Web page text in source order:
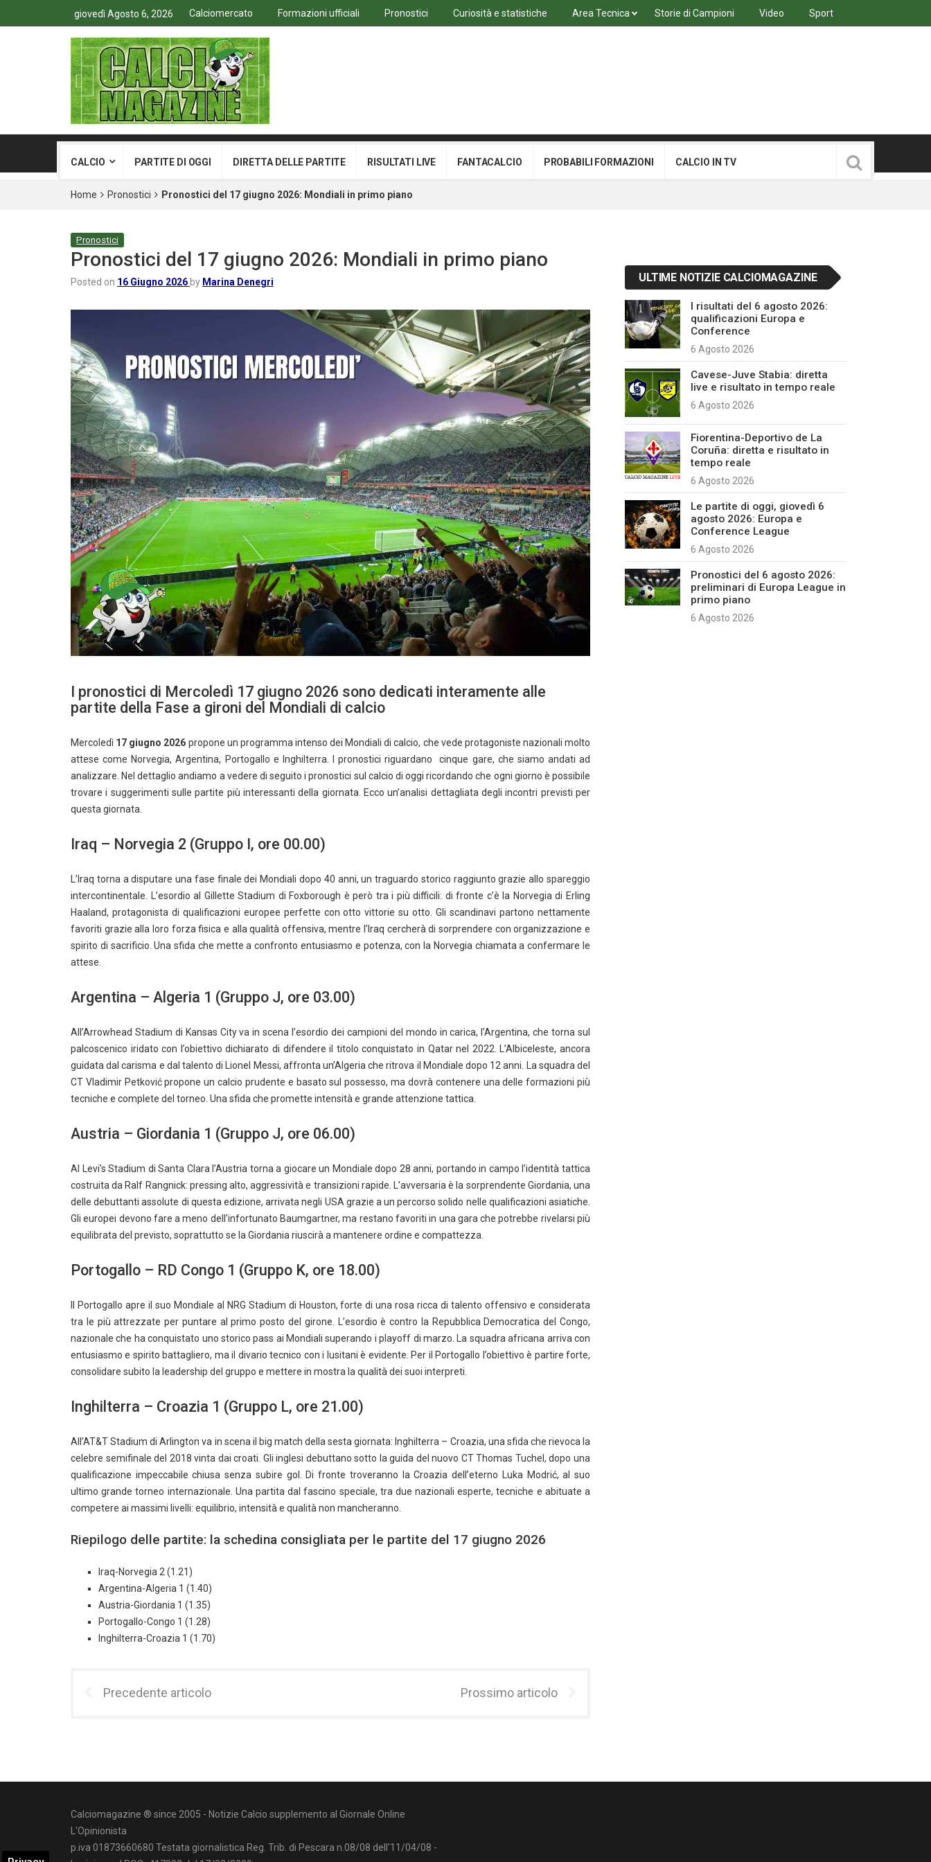
giovedì Agosto 6, 2026 Calciomercato Formazioni ufficiali Pronostici Curiosità e statistiche Area Tecnica Storie di Campioni Video Sport
CALCIO PARTITE DI OGGI DIRETTA DELLE PARTITE RISULTATI LIVE FANTACALCIO PROBABILI FORMAZIONI CALCIO IN TV
Home Pronostici Pronostici del 17 giugno 2026: Mondiali in primo piano
Pronostici
Pronostici del 17 giugno 2026: Mondiali in primo piano
Posted on 16 Giugno 2026 by Marina Denegri
I pronostici di Mercoledì 17 giugno 2026 sono dedicati interamente alle
partite della Fase a gironi del Mondiali di calcio
Mercoledì 17 giugno 2026 propone un programma intenso dei Mondiali di calcio, che vede protagoniste nazionali molto
attese come Norvegia, Argentina, Portogallo e Inghilterra. I pronostici riguardano cinque gare, che siamo andati ad
analizzare. Nel dettaglio andiamo a vedere di seguito i pronostici sul calcio di oggi ricordando che ogni giorno è possibile
trovare i suggerimenti sulle partite più interessanti della giornata. Ecco un’analisi dettagliata degli incontri previsti per
questa giornata.
Iraq – Norvegia 2 (Gruppo I, ore 00.00)
L’Iraq torna a disputare una fase finale dei Mondiali dopo 40 anni, un traguardo storico raggiunto grazie allo spareggio
intercontinentale. L’esordio al Gillette Stadium di Foxborough è però tra i più difficili: di fronte c’è la Norvegia di Erling
Haaland, protagonista di qualificazioni europee perfette con otto vittorie su otto. Gli scandinavi partono nettamente
favoriti grazie alla loro forza fisica e alla qualità offensiva, mentre l’Iraq cercherà di sorprendere con organizzazione e
spirito di sacrificio. Una sfida che mette a confronto entusiasmo e potenza, con la Norvegia chiamata a confermare le
attese.
Argentina – Algeria 1 (Gruppo J, ore 03.00)
All’Arrowhead Stadium di Kansas City va in scena l’esordio dei campioni del mondo in carica, l’Argentina, che torna sul
palcoscenico iridato con l’obiettivo dichiarato di difendere il titolo conquistato in Qatar nel 2022. L’Albiceleste, ancora
guidata dal carisma e dal talento di Lionel Messi, affronta un’Algeria che ritrova il Mondiale dopo 12 anni. La squadra del
CT Vladimir Petković propone un calcio prudente e basato sul possesso, ma dovrà contenere una delle formazioni più
tecniche e complete del torneo. Una sfida che promette intensità e grande attenzione tattica.
Austria – Giordania 1 (Gruppo J, ore 06.00)
Al Levi’s Stadium di Santa Clara l’Austria torna a giocare un Mondiale dopo 28 anni, portando in campo l’identità tattica
costruita da Ralf Rangnick: pressing alto, aggressività e transizioni rapide. L’avversaria è la sorprendente Giordania, una
delle debuttanti assolute di questa edizione, arrivata negli USA grazie a un percorso solido nelle qualificazioni asiatiche.
Gli europei devono fare a meno dell’infortunato Baumgartner, ma restano favoriti in una gara che potrebbe rivelarsi più
equilibrata del previsto, soprattutto se la Giordania riuscirà a mantenere ordine e compattezza.
Portogallo – RD Congo 1 (Gruppo K, ore 18.00)
Il Portogallo apre il suo Mondiale al NRG Stadium di Houston, forte di una rosa ricca di talento offensivo e considerata
tra le più attrezzate per puntare al primo posto del girone. L’esordio è contro la Repubblica Democratica del Congo,
nazionale che ha conquistato uno storico pass ai Mondiali superando i playoff di marzo. La squadra africana arriva con
entusiasmo e spirito battagliero, ma il divario tecnico con i lusitani è evidente. Per il Portogallo l’obiettivo è partire forte,
consolidare subito la leadership del gruppo e mettere in mostra la qualità dei suoi interpreti.
Inghilterra – Croazia 1 (Gruppo L, ore 21.00)
All’AT&T Stadium di Arlington va in scena il big match della sesta giornata: Inghilterra – Croazia, una sfida che rievoca la
celebre semifinale del 2018 vinta dai croati. Gli inglesi debuttano sotto la guida del nuovo CT Thomas Tuchel, dopo una
qualificazione impeccabile chiusa senza subire gol. Di fronte troveranno la Croazia dell’eterno Luka Modrić, al suo
ultimo grande torneo internazionale. Una partita dal fascino speciale, tra due nazionali esperte, tecniche e abituate a
competere ai massimi livelli: equilibrio, intensità e qualità non mancheranno.
Riepilogo delle partite: la schedina consigliata per le partite del 17 giugno 2026
Iraq-Norvegia 2 (1.21)
Argentina-Algeria 1 (1.40)
Austria-Giordania 1 (1.35)
Portogallo-Congo 1 (1.28)
Inghilterra-Croazia 1 (1.70)
Precedente articolo Prossimo articolo
ULTIME NOTIZIE CALCIOMAGAZINE
I risultati del 6 agosto 2026:
qualificazioni Europa e
Conference
6 Agosto 2026
Cavese-Juve Stabia: diretta
live e risultato in tempo reale
6 Agosto 2026
Fiorentina-Deportivo de La
Coruña: diretta e risultato in
tempo reale
6 Agosto 2026
Le partite di oggi, giovedì 6
agosto 2026: Europa e
Conference League
6 Agosto 2026
Pronostici del 6 agosto 2026:
preliminari di Europa League in
primo piano
6 Agosto 2026
Calciomagazine ® since 2005 - Notizie Calcio supplemento al Giornale Online
L'Opinionista
p.iva 01873660680 Testata giornalistica Reg. Trib. di Pescara n.08/08 dell'11/04/08 -